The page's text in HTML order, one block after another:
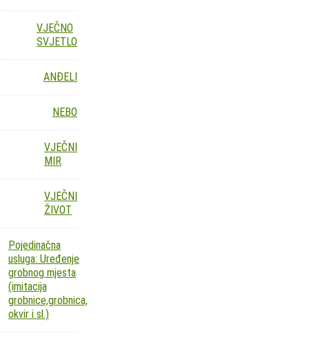
VJEČNO
SVJETLO
ANĐELI
NEBO
VJEČNI
MIR
VJEČNI
ŽIVOT
Pojedinačna
usluga: Uređenje
grobnog mjesta
(imitacija
grobnice,grobnica,
okvir i sl.)